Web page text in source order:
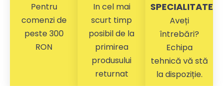
Pentru
comenzi de
peste 300
RON
In cel mai
scurt timp
posibil de la
primirea
produsului
returnat
SPECIALITATE
Aveți
întrebări?
Echipa
tehnică vă stă
la dispoziție.